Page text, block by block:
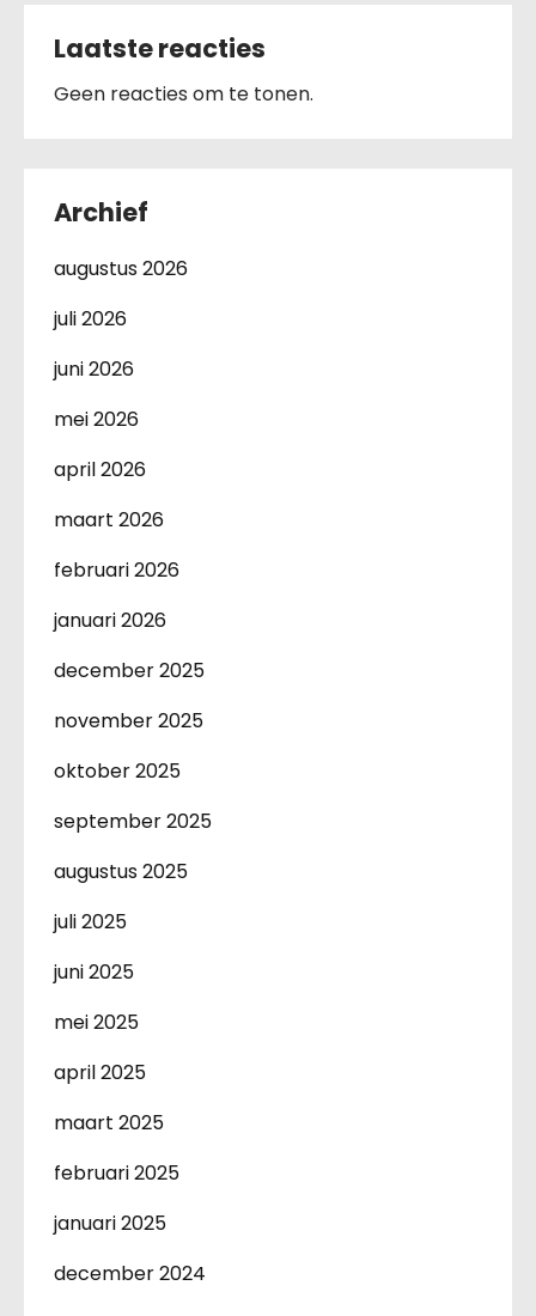
Laatste reacties
Geen reacties om te tonen.
Archief
augustus 2026
juli 2026
juni 2026
mei 2026
april 2026
maart 2026
februari 2026
januari 2026
december 2025
november 2025
oktober 2025
september 2025
augustus 2025
juli 2025
juni 2025
mei 2025
april 2025
maart 2025
februari 2025
januari 2025
december 2024